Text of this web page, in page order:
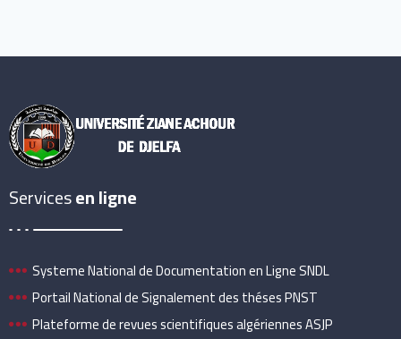
Servicesen ligne
Systeme National de Documentation en Ligne SNDL
Portail National de Signalement des théses PNST
Plateforme de revues scientifiques algériennes ASJP